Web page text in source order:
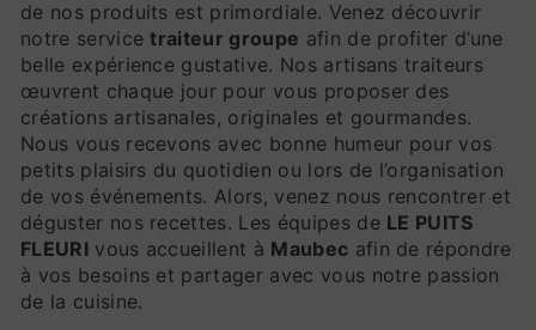
de nos produits est primordiale. Venez découvrir
notre servicetraiteur groupe afin de profiter d’une
belle expérience gustative. Nos artisans traiteurs
œuvrent chaque jour pour vous proposer des
créations artisanales, originales et gourmandes.
Nous vous recevons avec bonne humeur pour vos
petits plaisirs du quotidien ou lors de l’organisation
de vos événements. Alors, venez nous rencontrer et
déguster nos recettes. Les équipes de LE PUITS
FLEURIvous accueillent à Maubec afin de répondre
à vos besoins et partager avec vous notre passion
de la cuisine.